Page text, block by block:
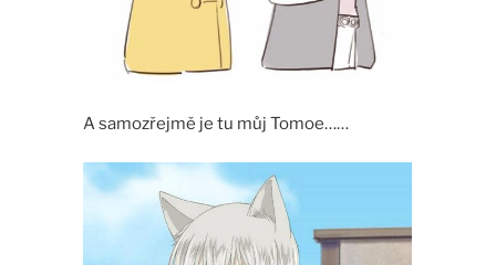
A samozřejmě je tu můj Tomoe……